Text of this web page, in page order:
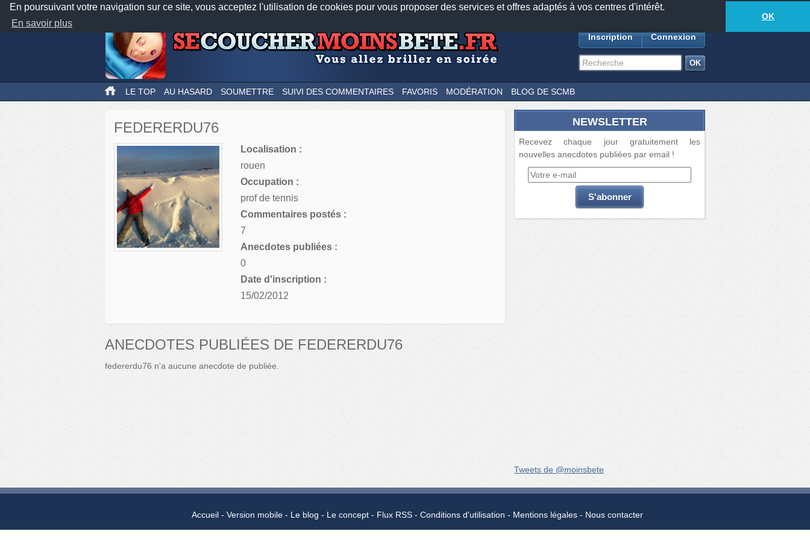
En poursuivant votre navigation sur ce site, vous acceptez l'utilisation de cookies pour vous proposer des services et offres adaptés à vos centres d'intérêt.
En savoir plus
OK
Nos applications mobiles Newsletter Facebook
TwitterFeeds18881anecdotes-529lecteurs connectés
Inscription Connexion
LE TOP AU HASARD SOUMETTRE SUIVI DES COMMENTAIRES FAVORIS MODÉRATION BLOG DE SCMB
FEDERERDU76
Localisation :
rouen
Occupation :
prof de tennis
Commentaires postés :
7
Anecdotes publiées :
0
Date d'inscription :
15/02/2012
ANECDOTES PUBLIÉES DE FEDERERDU76
federerdu76 n'a aucune anecdote de publiée.
NEWSLETTER
Recevez chaque jour gratuitement les
nouvelles anecdotes publiées par email !
Tweets de @moinsbete
Accueil Version mobile Le blog Le concept Flux RSS Conditions d'utilisation Mentions légales Nous contacter